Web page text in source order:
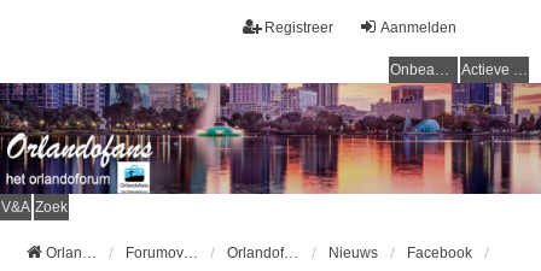
Aanmelden
Registreer
Onbeantwoorde onderwerpen Actieve onderwerpen
V&A Zoek
Orlandofans Homepage Forumoverzicht Orlandofans forum Nieuws Facebook